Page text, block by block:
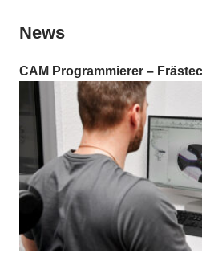
News
CAM Programmierer –